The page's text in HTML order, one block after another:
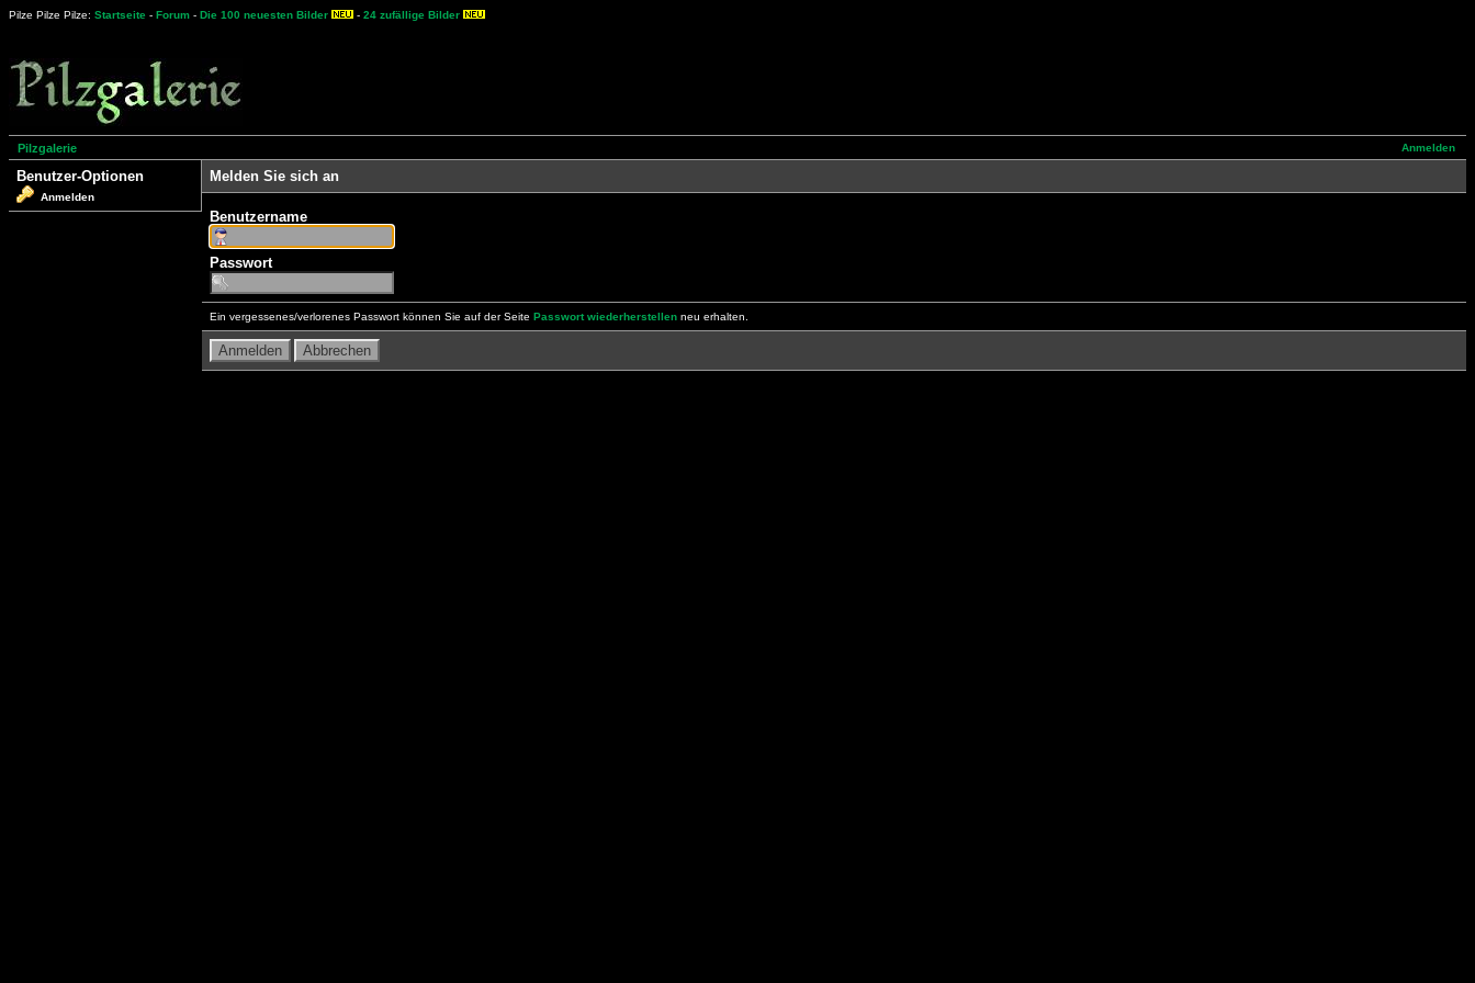
Pilze Pilze Pilze: Startseite - Forum - Die 100 neuesten Bilder - 24 zufällige Bilder
Anmelden
Pilzgalerie
Benutzer-Optionen
Anmelden
Melden Sie sich an
Benutzername
Passwort
Ein vergessenes/verlorenes Passwort können Sie auf der Seite Passwort wiederherstellen neu erhalten.